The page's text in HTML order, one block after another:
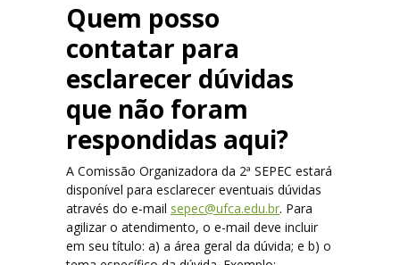
Quem posso
contatar para
esclarecer dúvidas
que não foram
respondidas aqui?
A Comissão Organizadora da 2ª SEPEC estará
disponível para esclarecer eventuais dúvidas
através do e-mail sepec@ufca.edu.br. Para
agilizar o atendimento, o e-mail deve incluir
em seu título: a) a área geral da dúvida; e b) o